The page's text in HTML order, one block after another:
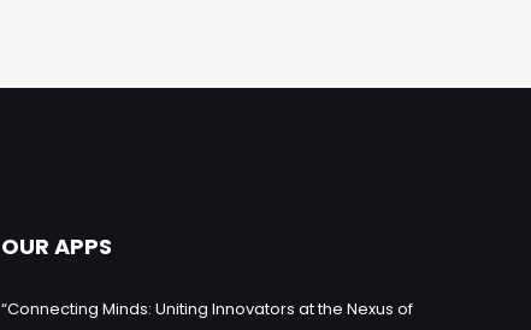
OUR APPS
“Connecting Minds: Uniting Innovators at the Nexus of